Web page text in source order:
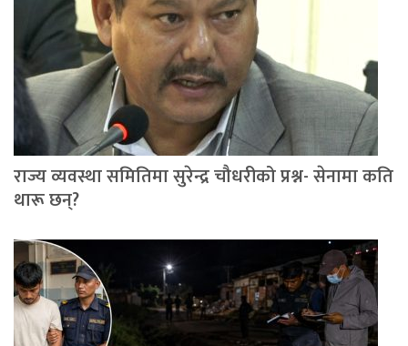
राज्य व्यवस्था समितिमा सुरेन्द्र चौधरीको प्रश्न- सेनामा कति
थारू छन्?